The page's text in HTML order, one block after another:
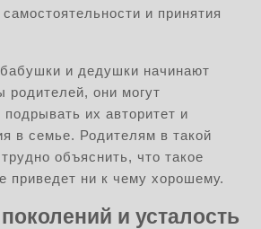
и принятия
и дедушки начинают
родителей, они могут
их авторитет и
в семье. Родителям в такой
объяснить, что такое
приведет ни к чему хорошему.
и усталость